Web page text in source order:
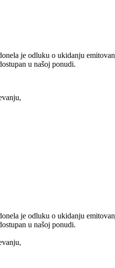
je odluku o ukidanju
u našoj ponudi.
je odluku o ukidanju
u našoj ponudi.